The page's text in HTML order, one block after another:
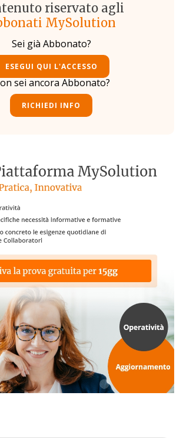
riservato agli
MySolution
Sei già Abbonato?
ESEGUI QUI L'ACCESSO
sei ancora Abbonato?
RICHIEDI INFO